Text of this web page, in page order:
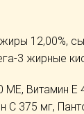
12,00%,
3 жирные
Витамин E
C 375 мг,